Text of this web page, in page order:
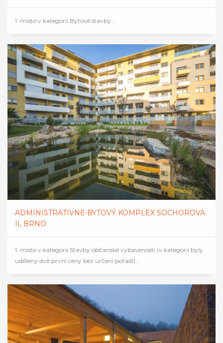
ADMINISTRATIVNĚ-BYTOVÝ KOMPLEX SOCHOROVA
II, BRNO
1. místo v kategorii Stavby občanské vybavenosti (v kategorii byly
uděleny dvě první ceny bez určení pořadí)...
1. místo v kategorii Bytové stavby...